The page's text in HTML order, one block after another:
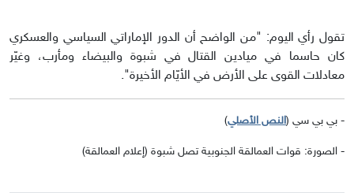
تقول رأي اليوم: "من الواضح أن الدور الإماراتي السياسي والعسكري
كان حاسما في ميادين القتال في شبوة والبيضاء ومأرب، وغيّر
معادلات القوى على الأرض في الأيّام الأخيرة".
- بي بي سي (النص الأصلي)
- الصورة: قوات العمالقة الجنوبية تصل شبوة (إعلام العمالقة)